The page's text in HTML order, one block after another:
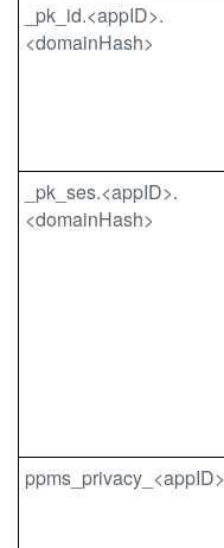
_pk_id.<appID>.
<domainHash>
_pk_ses.<appID>.
<domainHash>
ppms_privacy_<appID>